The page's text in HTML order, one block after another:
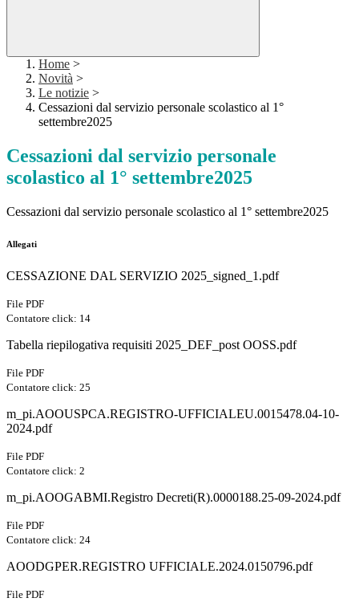
Home >
Novità >
Le notizie >
Cessazioni dal servizio personale scolastico al 1°
settembre2025
Cessazioni dal servizio personale
scolastico al 1° settembre2025
Cessazioni dal servizio personale scolastico al 1° settembre2025
Allegati
CESSAZIONE DAL SERVIZIO 2025_signed_1.pdf
File PDF
Contatore click: 14
Tabella riepilogativa requisiti 2025_DEF_post OOSS.pdf
File PDF
Contatore click: 25
m_pi.AOOUSPCA.REGISTRO-UFFICIALEU.0015478.04-10-
2024.pdf
File PDF
Contatore click: 2
m_pi.AOOGABMI.Registro Decreti(R).0000188.25-09-2024.pdf
File PDF
Contatore click: 24
AOODGPER.REGISTRO UFFICIALE.2024.0150796.pdf
File PDF